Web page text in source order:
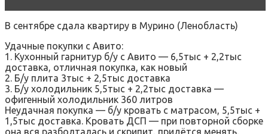
В сентябре сдала квартиру в Мурино (Ленобласть)
Удачные покупки с Авито:
1. Кухонный гарнитур б/у с Авито — 6,5тыс + 2,2тыс
доставка, отличная покупка, как новый
2. Б/у плита 3тыс + 2,5тыс доставка
3. Б/у холодильник 5,5тыс + 2,2тыс доставка —
офигенный холодильник 360 литров
Неудачная покупка — б/у кровать с матрасом, 5,5тыс +
1,5тыс доставка. Кровать ДСП — при повторной сборке
она вся разболталась и скрипит, придётся менять.